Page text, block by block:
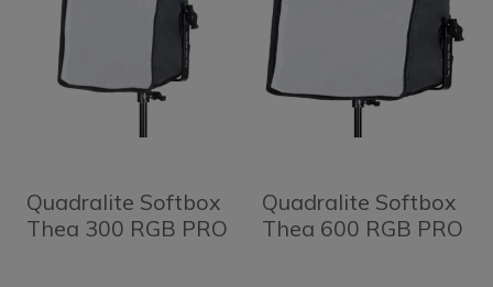
Quadralite Softbox
Thea 300 RGB PRO
Quadralite Softbox
Thea 600 RGB PRO